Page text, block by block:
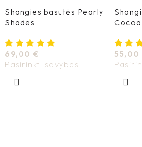
Shangies basutės Pearly
Shades
69,00 €
Pasirinkti savybes
Cocoa
55,00